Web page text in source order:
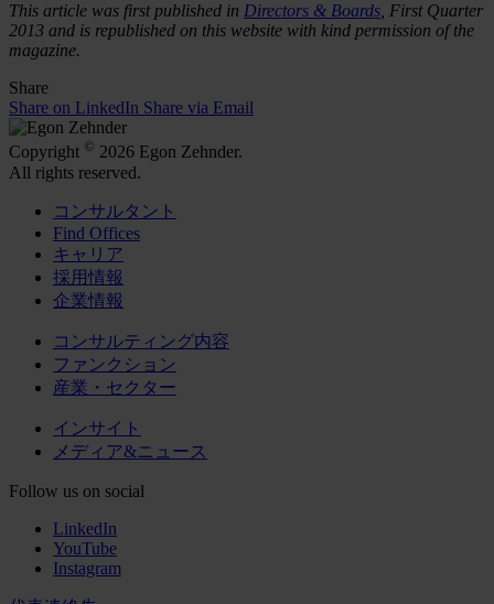
This article was first published in Directors & Boards , First Quarter
2013 and is republished on this website with kind permission of the
magazine.
Share
Share on LinkedIn Share via Email
Copyright © 2026 Egon Zehnder.
All rights reserved.
コンサルタント
Find Offices
キャリア
採用情報
企業情報
コンサルティング内容
ファンクション
産業・セクター
インサイト
メディア&ニュース
Follow us on social
LinkedIn
YouTube
Instagram